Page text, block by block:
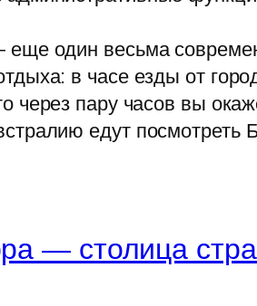
один весьма
в часе езды от
через пару часов вы
едут
— столица